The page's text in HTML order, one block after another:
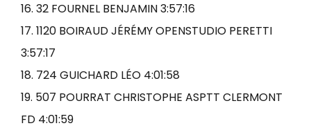
16. 32 FOURNEL BENJAMIN 3:57:16
17. 1120 BOIRAUD JÉRÉMY OPENSTUDIO PERETTI
3:57:17
18. 724 GUICHARD LÉO 4:01:58
19. 507 POURRAT CHRISTOPHE ASPTT CLERMONT
FD 4:01:59